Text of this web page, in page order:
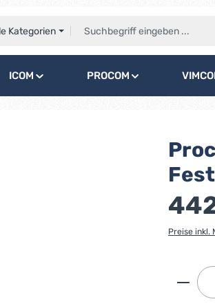
Kategorien
ICOM PROCOM
Preise inkl.